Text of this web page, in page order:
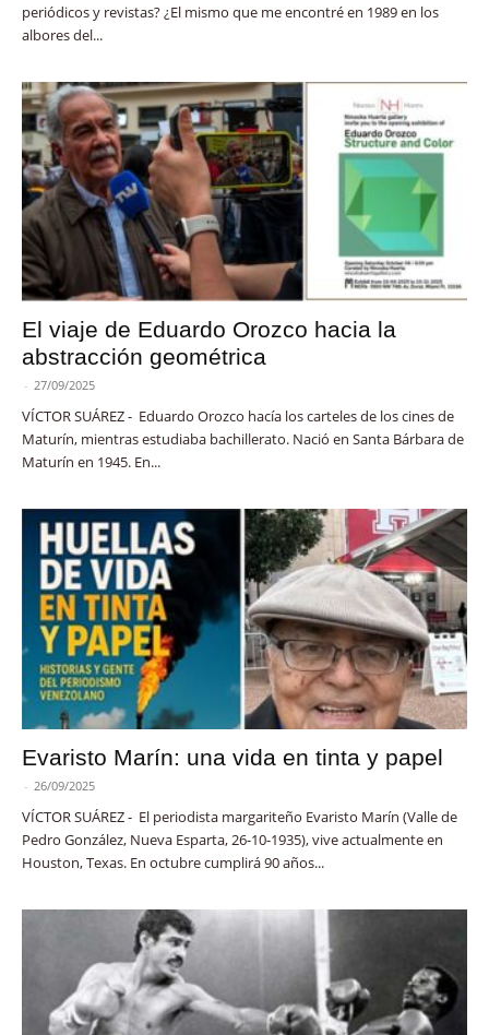
periódicos y revistas? ¿El mismo que me encontré en 1989 en los
albores del...
El viaje de Eduardo Orozco hacia la
abstracción geométrica
- 27/09/2025
VÍCTOR SUÁREZ - Eduardo Orozco hacía los carteles de los cines de
Maturín, mientras estudiaba bachillerato. Nació en Santa Bárbara de
Maturín en 1945. En...
Evaristo Marín: una vida en tinta y papel
- 26/09/2025
VÍCTOR SUÁREZ - El periodista margariteño Evaristo Marín (Valle de
Pedro González, Nueva Esparta, 26-10-1935), vive actualmente en
Houston, Texas. En octubre cumplirá 90 años...